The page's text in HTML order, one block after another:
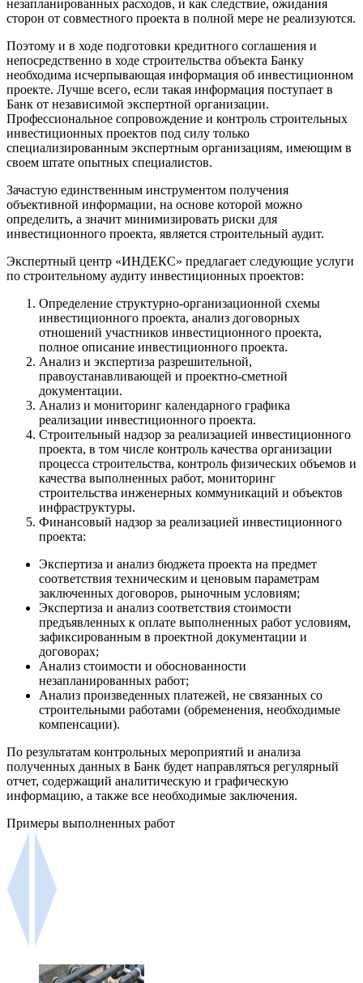
незапланированных расходов, и как следствие, ожидания
сторон от совместного проекта в полной мере не реализуются.
Поэтому и в ходе подготовки кредитного соглашения и
непосредственно в ходе строительства объекта Банку
необходима исчерпывающая информация об инвестиционном
проекте. Лучше всего, если такая информация поступает в
Банк от независимой экспертной организации.
Профессиональное сопровождение и контроль строительных
инвестиционных проектов под силу только
специализированным экспертным организациям, имеющим в
своем штате опытных специалистов.
Зачастую единственным инструментом получения
объективной информации, на основе которой можно
определить, а значит минимизировать риски для
инвестиционного проекта, является строительный аудит.
Экспертный центр «ИНДЕКС» предлагает следующие услуги
по строительному аудиту инвестиционных проектов:
Определение структурно-организационной схемы
инвестиционного проекта, анализ договорных
отношений участников инвестиционного проекта,
полное описание инвестиционного проекта.
Анализ и экспертиза разрешительной,
правоустанавливающей и проектно-сметной
документации.
Анализ и мониторинг календарного графика
реализации инвестиционного проекта.
Строительный надзор за реализацией инвестиционного
проекта, в том числе контроль качества организации
процесса строительства, контроль физических объемов и
качества выполненных работ, мониторинг
строительства инженерных коммуникаций и объектов
инфраструктуры.
Финансовый надзор за реализацией инвестиционного
проекта:
Экспертиза и анализ бюджета проекта на предмет
соответствия техническим и ценовым параметрам
заключенных договоров, рыночным условиям;
Экспертиза и анализ соответствия стоимости
предъявленных к оплате выполненных работ условиям,
зафиксированным в проектной документации и
договорах;
Анализ стоимости и обоснованности
незапланированных работ;
Анализ произведенных платежей, не связанных со
строительными работами (обременения, необходимые
компенсации).
По результатам контрольных мероприятий и анализа
полученных данных в Банк будет направляться регулярный
отчет, содержащий аналитическую и графическую
информацию, а также все необходимые заключения.
Примеры выполненных работ